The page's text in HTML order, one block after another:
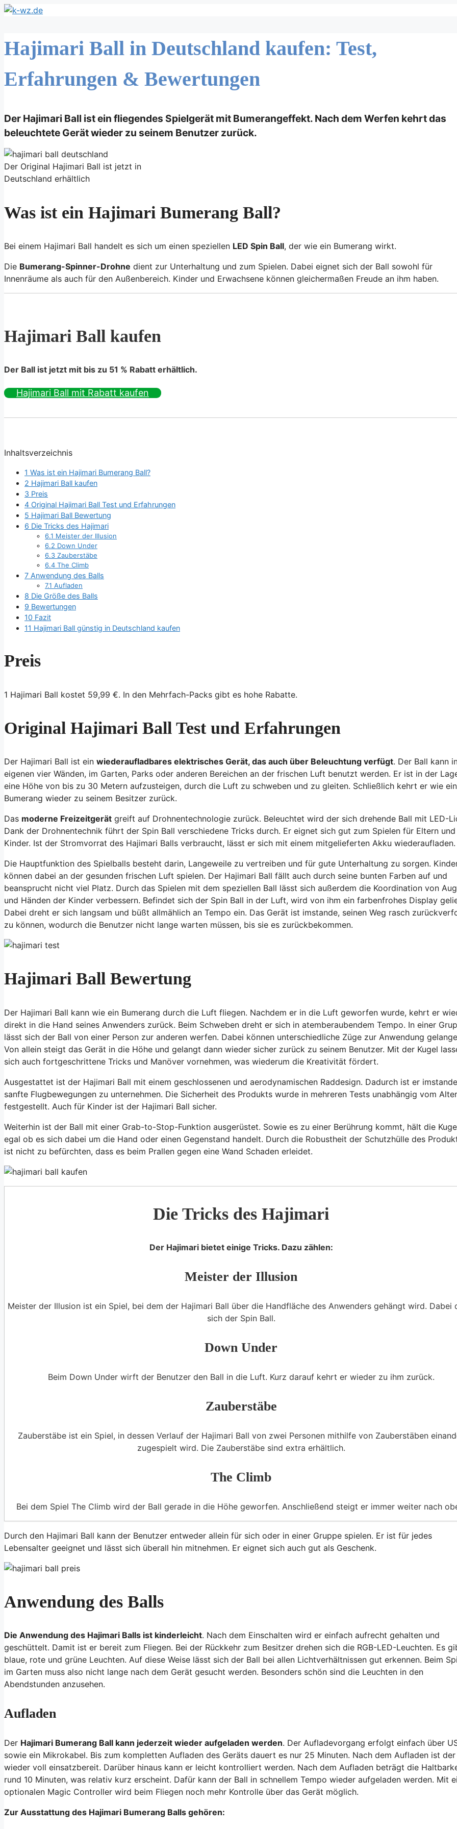
Zum
Hajimari Ball in Deutschland kaufen: Test,
Erfahrungen & Bewertungen
Der Hajimari Ball ist ein fliegendes Spielgerät mit Bumerangeffekt. Nach dem Werfen kehrt das
beleuchtete Gerät wieder zu seinem Benutzer zurück.
Der Original Hajimari Ball ist jetzt in
Deutschland erhältlich
Was ist ein Hajimari Bumerang Ball?
Bei einem Hajimari Ball handelt es sich um einen speziellen LED Spin Ball, der wie ein Bumerang wirkt.
Die Bumerang-Spinner-Drohne dient zur Unterhaltung und zum Spielen. Dabei eignet sich der Ball sowohl für
Innenräume als auch für den Außenbereich. Kinder und Erwachsene können gleichermaßen Freude an ihm haben.
Hajimari Ball kaufen
Der Ball ist jetzt mit bis zu 51 % Rabatt erhältlich.
Hajimari Ball mit Rabatt kaufen
Inhaltsverzeichnis
1 Was ist ein Hajimari Bumerang Ball?
2 Hajimari Ball kaufen
3 Preis
4 Original Hajimari Ball Test und Erfahrungen
5 Hajimari Ball Bewertung
6 Die Tricks des Hajimari
6.1 Meister der Illusion
6.2 Down Under
6.3 Zauberstäbe
6.4 The Climb
7 Anwendung des Balls
7.1 Aufladen
8 Die Größe des Balls
9 Bewertungen
10 Fazit
11 Hajimari Ball günstig in Deutschland kaufen
Preis
1 Hajimari Ball kostet 59,99 €. In den Mehrfach-Packs gibt es hohe Rabatte.
Original Hajimari Ball Test und Erfahrungen
Der Hajimari Ball ist ein wiederaufladbares elektrisches Gerät, das auch über Beleuchtung verfügt. Der Ball kann
eigenen vier Wänden, im Garten, Parks oder anderen Bereichen an der frischen Luft benutzt werden. Er ist in der
eine Höhe von bis zu 30 Metern aufzusteigen, durch die Luft zu schweben und zu gleiten. Schließlich kehrt er wie ein
Bumerang wieder zu seinem Besitzer zurück.
Das moderne Freizeitgerät greift auf Drohnentechnologie zurück. Beleuchtet wird der sich drehende Ball mit LED-
Dank der Drohnentechnik führt der Spin Ball verschiedene Tricks durch. Er eignet sich gut zum Spielen für Eltern und
Kinder. Ist der Stromvorrat des Hajimari Balls verbraucht, lässt er sich mit einem mitgelieferten Akku wiederaufladen.
Die Hauptfunktion des Spielballs besteht darin, Langeweile zu vertreiben und für gute Unterhaltung zu sorgen.
können dabei an der gesunden frischen Luft spielen. Der Hajimari Ball fällt auch durch seine bunten Farben auf und
beansprucht nicht viel Platz. Durch das Spielen mit dem speziellen Ball lässt sich außerdem die Koordination von
und Händen der Kinder verbessern. Befindet sich der Spin Ball in der Luft, wird von ihm ein farbenfrohes Display
Dabei dreht er sich langsam und büßt allmählich an Tempo ein. Das Gerät ist imstande, seinen Weg rasch
zu können, wodurch die Benutzer nicht lange warten müssen, bis sie es zurückbekommen.
Hajimari Ball Bewertung
Der Hajimari Ball kann wie ein Bumerang durch die Luft fliegen. Nachdem er in die Luft geworfen wurde, kehrt er
direkt in die Hand seines Anwenders zurück. Beim Schweben dreht er sich in atemberaubendem Tempo. In einer
lässt sich der Ball von einer Person zur anderen werfen. Dabei können unterschiedliche Züge zur Anwendung
Von allein steigt das Gerät in die Höhe und gelangt dann wieder sicher zurück zu seinem Benutzer. Mit der Kugel
sich auch fortgeschrittene Tricks und Manöver vornehmen, was wiederum die Kreativität fördert.
Ausgestattet ist der Hajimari Ball mit einem geschlossenen und aerodynamischen Raddesign. Dadurch ist er
sanfte Flugbewegungen zu unternehmen. Die Sicherheit des Produkts wurde in mehreren Tests unabhängig vom Alter
festgestellt. Auch für Kinder ist der Hajimari Ball sicher.
Weiterhin ist der Ball mit einer Grab-to-Stop-Funktion ausgerüstet. Sowie es zu einer Berührung kommt, hält die
egal ob es sich dabei um die Hand oder einen Gegenstand handelt. Durch die Robustheit der Schutzhülle des
ist nicht zu befürchten, dass es beim Prallen gegen eine Wand Schaden erleidet.
Die Tricks des Hajimari
Der Hajimari bietet einige Tricks. Dazu zählen:
Meister der Illusion
Meister der Illusion ist ein Spiel, bei dem der Hajimari Ball über die Handfläche des Anwenders gehängt wird. Dabei
sich der Spin Ball.
Down Under
Beim Down Under wirft der Benutzer den Ball in die Luft. Kurz darauf kehrt er wieder zu ihm zurück.
Zauberstäbe
Zauberstäbe ist ein Spiel, in dessen Verlauf der Hajimari Ball von zwei Personen mithilfe von Zauberstäben
zugespielt wird. Die Zauberstäbe sind extra erhältlich.
The Climb
Bei dem Spiel The Climb wird der Ball gerade in die Höhe geworfen. Anschließend steigt er immer weiter nach
Durch den Hajimari Ball kann der Benutzer entweder allein für sich oder in einer Gruppe spielen. Er ist für jedes
Lebensalter geeignet und lässt sich überall hin mitnehmen. Er eignet sich auch gut als Geschenk.
Anwendung des Balls
Die Anwendung des Hajimari Balls ist kinderleicht. Nach dem Einschalten wird er einfach aufrecht gehalten und
geschüttelt. Damit ist er bereit zum Fliegen. Bei der Rückkehr zum Besitzer drehen sich die RGB-LED-Leuchten. Es
blaue, rote und grüne Leuchten. Auf diese Weise lässt sich der Ball bei allen Lichtverhältnissen gut erkennen. Beim
im Garten muss also nicht lange nach dem Gerät gesucht werden. Besonders schön sind die Leuchten in den
Abendstunden anzusehen.
Aufladen
Der Hajimari Bumerang Ball kann jederzeit wieder aufgeladen werden. Der Aufladevorgang erfolgt einfach über
sowie ein Mikrokabel. Bis zum kompletten Aufladen des Geräts dauert es nur 25 Minuten. Nach dem Aufladen ist der
wieder voll einsatzbereit. Darüber hinaus kann er leicht kontrolliert werden. Nach dem Aufladen beträgt die
rund 10 Minuten, was relativ kurz erscheint. Dafür kann der Ball in schnellem Tempo wieder aufgeladen werden. Mit
optionalen Magic Controller wird beim Fliegen noch mehr Kontrolle über das Gerät möglich.
Zur Ausstattung des Hajimari Bumerang Balls gehören: